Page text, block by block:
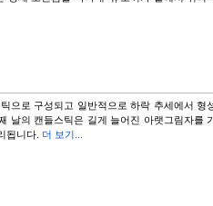
으로 구성되고 일반적으로 하락 추세에서 형
날의 캔들스틱은 길게 늘어진 아랫그림자를
됩니다. 더 보기...